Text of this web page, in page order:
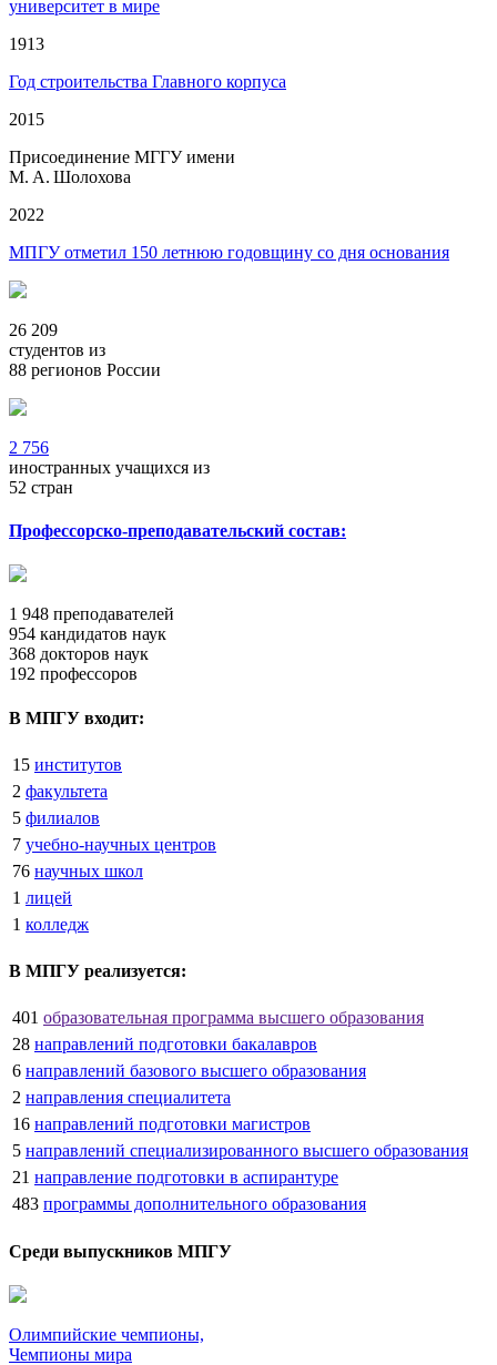
университет в мире
1913
Год строительства Главного корпуса
2015
Присоединение МГГУ имени
М. А. Шолохова
2022
МПГУ отметил 150 летнюю годовщину со дня основания
26 209
студентов из
88 регионов России
2 756
иностранных учащихся из
52 стран
Профессорско-преподавательский состав:
1 948 преподавателей
954 кандидатов наук
368 докторов наук
192 профессоров
В МПГУ входит:
15 институтов
2 факультета
5 филиалов
7 учебно-научных центров
76 научных школ
1 лицей
1 колледж
В МПГУ реализуется:
401 образовательная программа высшего образования
28 направлений подготовки бакалавров
6 направлений базового высшего образования
2 направления специалитета
16 направлений подготовки магистров
5 направлений специализированного высшего образования
21 направление подготовки в аспирантуре
483 программы дополнительного образования
Среди выпускников МПГУ
Олимпийские чемпионы,
Чемпионы мира